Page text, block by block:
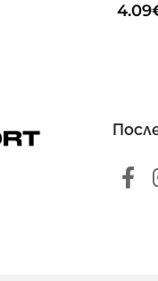
4.09